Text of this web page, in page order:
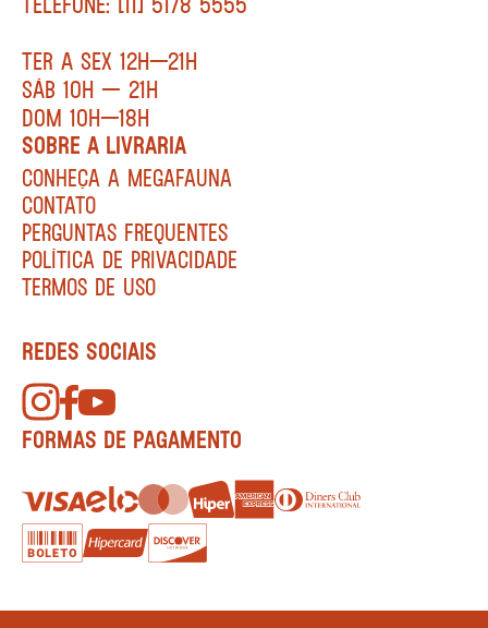
TER A SEX 12H—21H
SÁB 10H — 21H
DOM 10H—18H
SOBRE A LIVRARIA
CONHEÇA A MEGAFAUNA
CONTATO
PERGUNTAS FREQUENTES
POLÍTICA DE PRIVACIDADE
TERMOS DE USO
REDES SOCIAIS
FORMAS DE PAGAMENTO